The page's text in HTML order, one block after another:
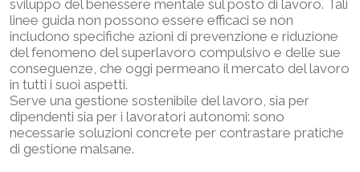
sviluppo del benessere mentale sul posto di lavoro. Tali
linee guida non possono essere efficaci se non
includono specifiche azioni di prevenzione e riduzione
del fenomeno del superlavoro compulsivo e delle sue
conseguenze, che oggi permeano il mercato del lavoro
in tutti i suoi aspetti.
Serve una gestione sostenibile del lavoro, sia per
dipendenti sia per i lavoratori autonomi: sono
necessarie soluzioni concrete per contrastare pratiche
di gestione malsane.